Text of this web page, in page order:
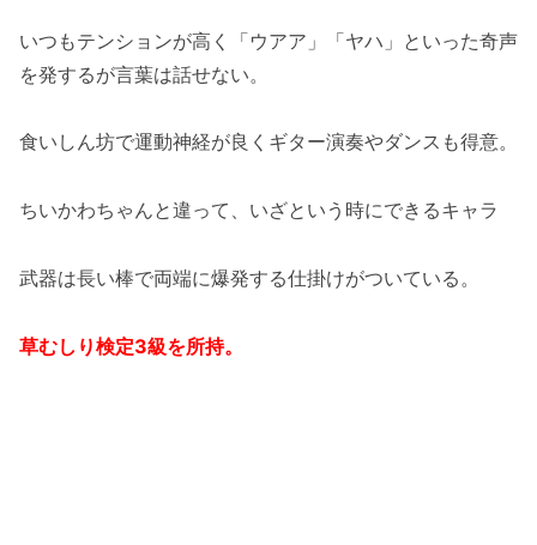
いつもテンションが高く「ウアア」「ヤハ」といった奇声
を発するが言葉は話せない。
食いしん坊で運動神経が良くギター演奏やダンスも得意。
ちいかわちゃんと違って、いざという時にできるキャラ
武器は長い棒で両端に爆発する仕掛けがついている。
草むしり検定3級を所持。